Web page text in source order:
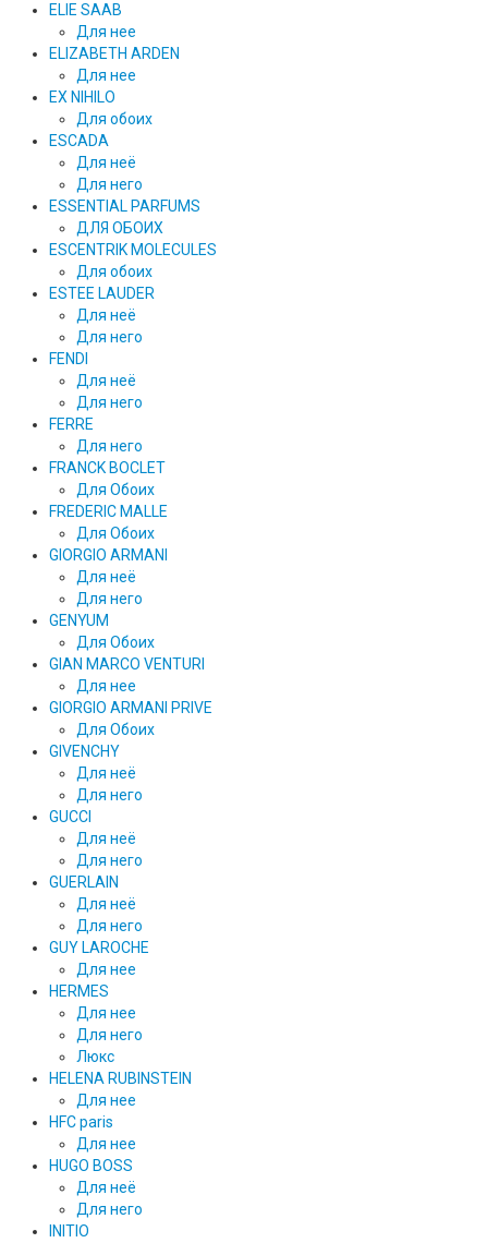
ELIE SAAB
Для нее
ELIZABETH ARDEN
Для нее
EX NIHILO
Для обоих
ESCADA
Для неё
Для него
ESSENTIAL PARFUMS
ДЛЯ ОБОИХ
ESCENTRIK MOLECULES
Для обоих
ESTEE LAUDER
Для неё
Для него
FENDI
Для неё
Для него
FERRE
Для него
FRANCK BOCLET
Для Обоих
FREDERIC MALLE
Для Обоих
GIORGIO ARMANI
Для неё
Для него
GENYUM
Для Обоих
GIAN MARCO VENTURI
Для нее
GIORGIO ARMANI PRIVE
Для Обоих
GIVENCHY
Для неё
Для него
GUCCI
Для неё
Для него
GUERLAIN
Для неё
Для него
GUY LAROCHE
Для нее
HERMES
Для нее
Для него
Люкс
HELENA RUBINSTEIN
Для нее
HFC paris
Для нее
HUGO BOSS
Для неё
Для него
INITIO